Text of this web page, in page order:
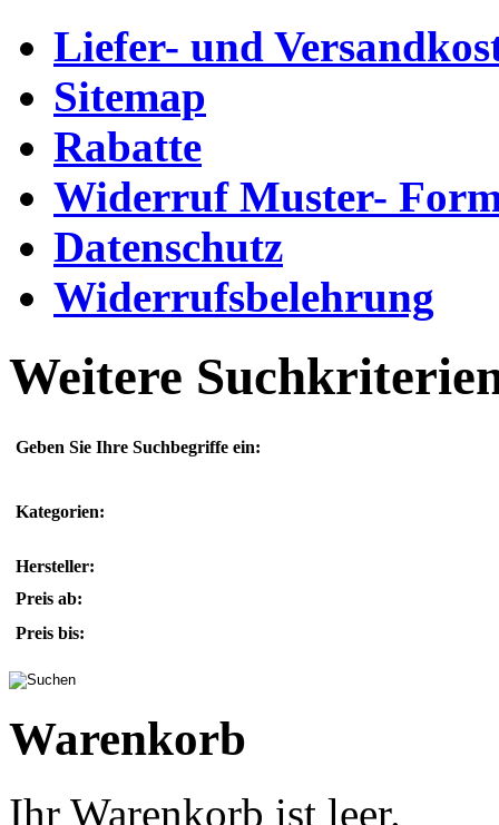
Liefer- und
Sitemap
Rabatte
Widerruf Muster-
Datenschutz
Widerrufsbelehrung
Weitere
Geben Sie Ihre Suchbegriffe ein:
Kategorien:
Hersteller:
Preis ab:
Preis bis:
Warenkorb
Ihr Warenkorb ist leer.